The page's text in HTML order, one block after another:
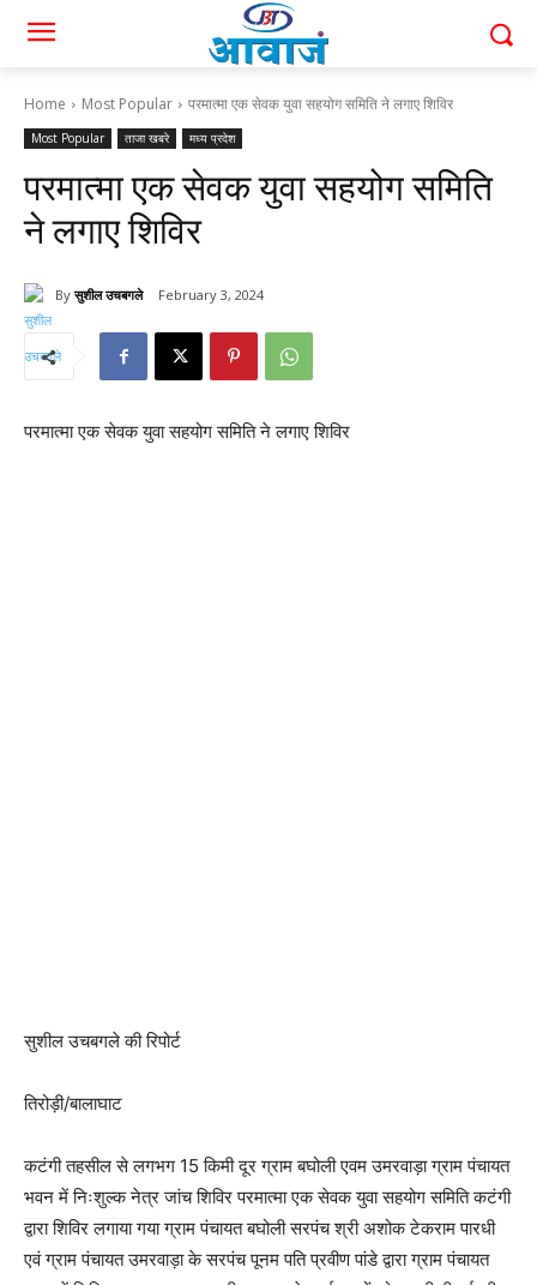
Home Most Popular परमात्मा एक सेवक युवा सहयोग समिति ने लगाए शिविर
Most Popular ताजा खबरे मध्य प्रदेश
परमात्मा एक सेवक युवा सहयोग समिति
ने लगाए शिविर
By सुशील उचबगले February 3, 2024
परमात्मा एक सेवक युवा सहयोग समिति ने लगाए शिविर
सुशील उचबगले की रिपोर्ट
तिरोड़ी/बालाघाट
कटंगी तहसील से लगभग 15 किमी दूर ग्राम बघोली एवम उमरवाड़ा ग्राम पंचायत
भवन में निःशुल्क नेत्र जांच शिविर परमात्मा एक सेवक युवा सहयोग समिति कटंगी
द्वारा शिविर लगाया गया ग्राम पंचायत बघोली सरपंच श्री अशोक टेकराम पारधी
एवं ग्राम पंचायत उमरवाड़ा के सरपंच पूनम पति प्रवीण पांडे द्वारा ग्राम पंचायत